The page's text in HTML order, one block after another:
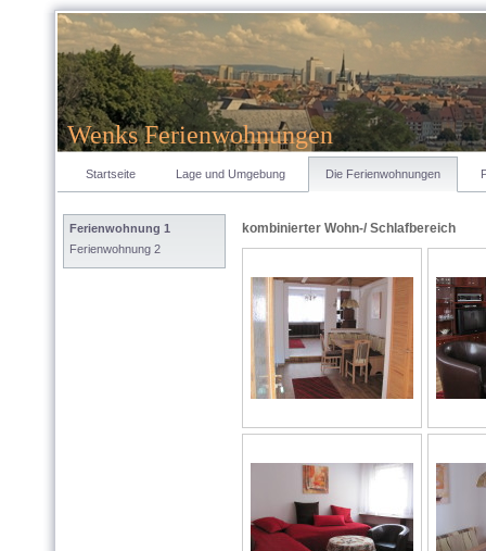
Wenks Ferienwohnungen
Startseite Lage und Umgebung Die Ferienwohnungen
Ferienwohnung 1
Ferienwohnung 2
kombinierter Wohn-/ Schlafbereich